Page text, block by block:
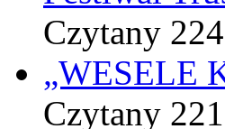
Czytany
„WESELE
Czytany